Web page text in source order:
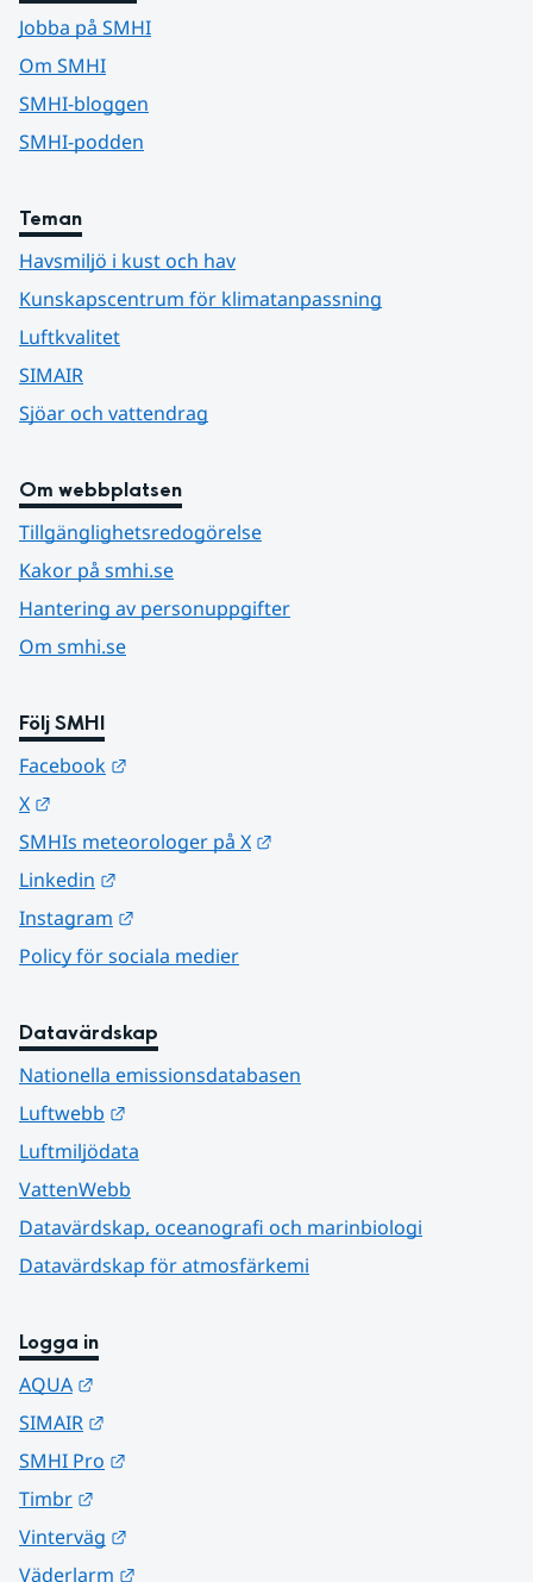
Jobba på SMHI
Om SMHI
SMHI-bloggen
SMHI-podden
Teman
Havsmiljö i kust och hav
Kunskapscentrum för klimatanpassning
Luftkvalitet
SIMAIR
Sjöar och vattendrag
Om webbplatsen
Tillgänglighetsredogörelse
Kakor på smhi.se
Hantering av personuppgifter
Om smhi.se
Följ SMHI
Facebook
X
SMHIs meteorologer på X
Linkedin
Instagram
Policy för sociala medier
Datavärdskap
Nationella emissionsdatabasen
Luftwebb
Luftmiljödata
VattenWebb
Datavärdskap, oceanografi och marinbiologi
Datavärdskap för atmosfärkemi
Logga in
AQUA
SIMAIR
SMHI Pro
Timbr
Vinterväg
Väderlarm